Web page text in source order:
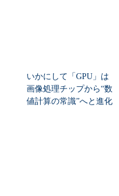
いかにして「GPU」は
画像処理チップから“数
値計算の常識”へと進化